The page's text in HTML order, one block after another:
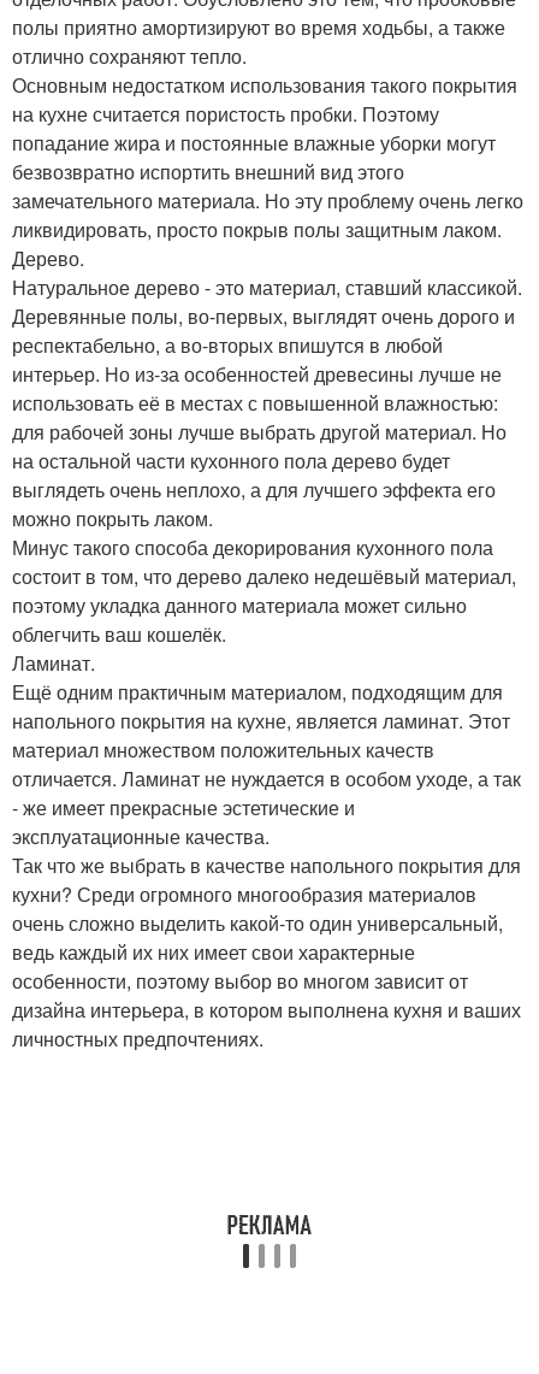
полы приятно амортизируют во время ходьбы, а также
отлично сохраняют тепло.
Основным недостатком использования такого покрытия
на кухне считается пористость пробки. Поэтому
попадание жира и постоянные влажные уборки могут
безвозвратно испортить внешний вид этого
замечательного материала. Но эту проблему очень легко
ликвидировать, просто покрыв полы защитным лаком.
Дерево.
Натуральное дерево - это материал, ставший классикой.
Деревянные полы, во-первых, выглядят очень дорого и
респектабельно, а во-вторых впишутся в любой
интерьер. Но из-за особенностей древесины лучше не
использовать её в местах с повышенной влажностью:
для рабочей зоны лучше выбрать другой материал. Но
на остальной части кухонного пола дерево будет
выглядеть очень неплохо, а для лучшего эффекта его
можно покрыть лаком.
Минус такого способа декорирования кухонного пола
состоит в том, что дерево далеко недешёвый материал,
поэтому укладка данного материала может сильно
облегчить ваш кошелёк.
Ламинат.
Ещё одним практичным материалом, подходящим для
напольного покрытия на кухне, является ламинат. Этот
материал множеством положительных качеств
отличается. Ламинат не нуждается в особом уходе, а так
- же имеет прекрасные эстетические и
эксплуатационные качества.
Так что же выбрать в качестве напольного покрытия для
кухни? Среди огромного многообразия материалов
очень сложно выделить какой-то один универсальный,
ведь каждый их них имеет свои характерные
особенности, поэтому выбор во многом зависит от
дизайна интерьера, в котором выполнена кухня и ваших
личностных предпочтениях.